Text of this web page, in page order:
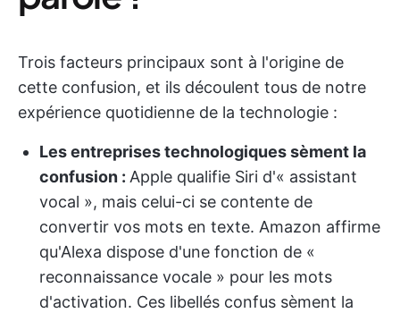
Trois facteurs principaux sont à l'origine de
cette confusion, et ils découlent tous de notre
expérience quotidienne de la technologie :
Les entreprises technologiques sèment la
confusion : Apple qualifie Siri d'« assistant
vocal », mais celui-ci se contente de
convertir vos mots en texte. Amazon affirme
qu'Alexa dispose d'une fonction de «
reconnaissance vocale » pour les mots
d'activation. Ces libellés confus sèment la